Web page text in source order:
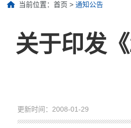
当前位置： 首页 > 通知公告
关于印发
更新时间：2008-01-29